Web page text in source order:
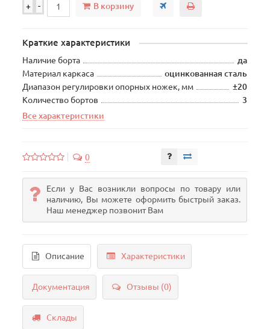
+ - В корзину
Краткие характеристики
Наличие борта
да
Материал каркаса
оцинкованная сталь
Диапазон регулировки опорных ножек, мм
±20
Количество бортов
3
Все характеристики
0
Если у Вас возникли вопросы по товару или
наличию, Вы можете оформить быстрый заказ.
Наш менеджер позвонит Вам
Описание Характеристики
Документация Отзывы (0)
Склады